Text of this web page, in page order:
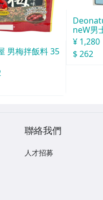
男梅拌飯料 35
neW男
汗石 中
¥ 1,280
$ 262
聯絡我們
人才招募